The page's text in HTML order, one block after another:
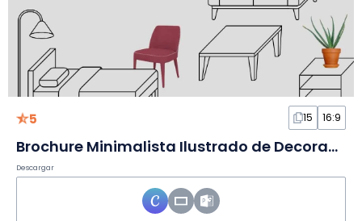
5 15 16:9
Brochure Minimalista Ilustrado de Decoración del Hogar en Diapositivas
Descargar